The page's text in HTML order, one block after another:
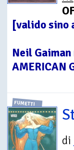
[valido sino
Neil Gaiman
AMERICAN
FUMETTI
di